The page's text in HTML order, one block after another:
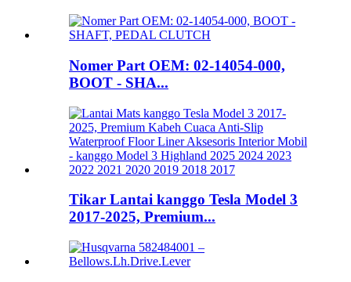
Nomer Part OEM: 02-14054-000,
BOOT - SHA...
Tikar Lantai kanggo Tesla Model 3
2017-2025, Premium...